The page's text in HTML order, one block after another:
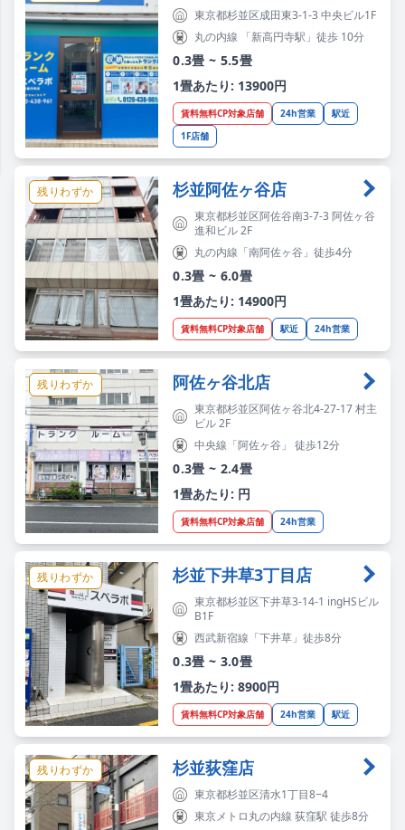
東京都杉並区成田東3-1-3 中央ビル1F
丸の内線 「新高円寺駅」徒歩 10分
0.3畳 ~ 5.5畳
1畳あたり: 13900円
賃料無料CP対象店舗 24h営業
駅近
1F店舗
残りわずか 杉並阿佐ヶ谷店
東京都杉並区阿佐谷南3-7-3 阿佐ヶ谷
進和ビル 2F
丸の内線「南阿佐ヶ谷」徒歩4分
0.3畳 ~ 6.0畳
1畳あたり: 14900円
賃料無料CP対象店舗 駅近 24h営業
残りわずか 阿佐ヶ谷北店
東京都杉並区阿佐ヶ谷北4-27-17 村主
ビル 2F
中央線「阿佐ヶ谷」 徒歩12分
0.3畳 ~ 2.4畳
1畳あたり: 円
賃料無料CP対象店舗 24h営業
残りわずか 杉並下井草3丁目店
東京都杉並区下井草3-14-1 ingHSビル
B1F
西武新宿線「下井草」徒歩8分
0.3畳 ~ 3.0畳
1畳あたり: 8900円
賃料無料CP対象店舗 24h営業 駅近
残りわずか 杉並荻窪店
東京都杉並区清水1丁目8−4
東京メトロ丸の内線 荻窪駅 徒歩8分